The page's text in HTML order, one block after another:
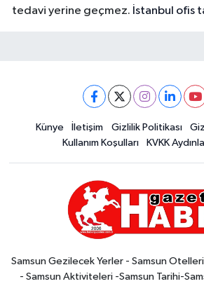
tedavi yerine geçmez. İstanbul ofis
Künye İletişim Gizlilik Politikası
Kullanım Koşulları
KVKK
Samsun Gezilecek Yerler - Samsun
- Samsun Aktiviteleri -Samsun Tarihi-